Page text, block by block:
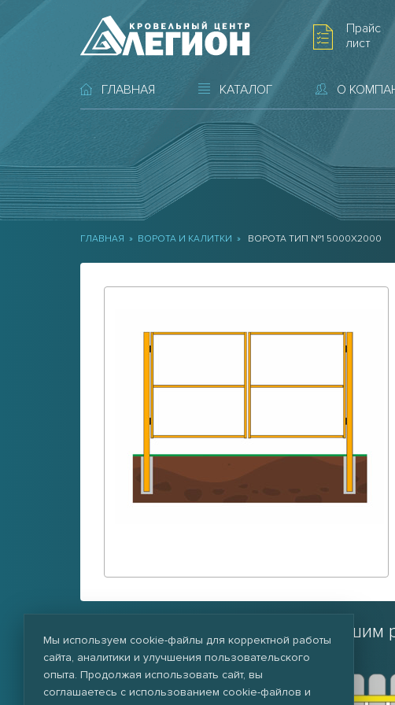
Прайс
лист
ГЛАВНАЯ КАТАЛОГ О
ГЛАВНАЯ » ВОРОТА И КАЛИТКИ » ВОРОТА ТИП №1 5000Х2000
Возможно изготовление по Вашим
Мы используем cookie-файлы для корректной работы
сайта, аналитики и улучшения пользовательского
опыта. Продолжая использовать сайт, вы
соглашаетесь с использованием cookie-файлов и